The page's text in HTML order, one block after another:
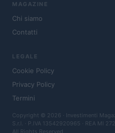
MAGAZINE
Chi siamo
Contatti
LEGALE
Cookie Policy
Privacy Policy
Termini
Copyright © 2026 · Investimenti
S.r.l. · P.IVA 13542920965 · REA MI
All Rights Reserved